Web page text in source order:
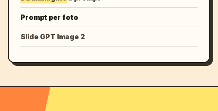
Prompt per foto
Slide GPT Image 2